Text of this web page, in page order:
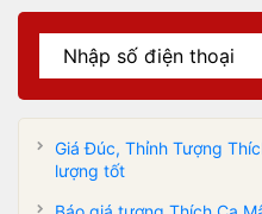
Giá Đúc, Thỉnh Tượng
lượng tốt